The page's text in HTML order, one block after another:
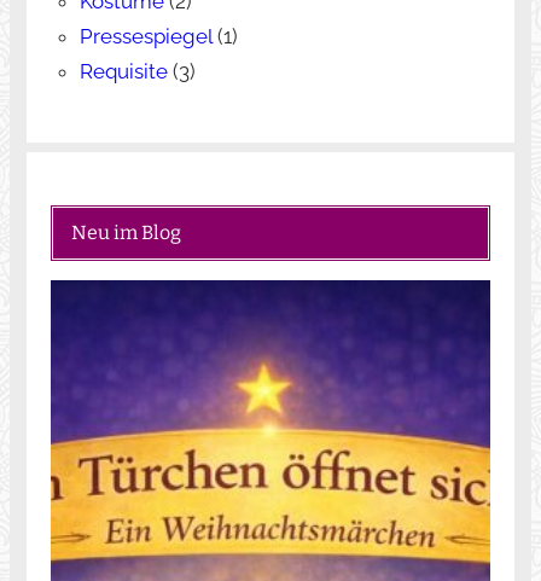
Pressespiegel(1)
Requisite(3)
Neu im Blog